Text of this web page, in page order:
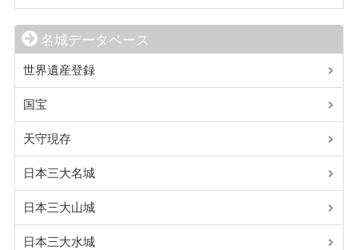
名城データベース
世界遺産登録
国宝
天守現存
日本三大名城
日本三大山城
日本三大水城